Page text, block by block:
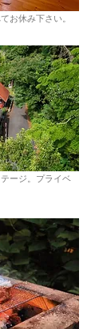
お休み下さい。
ージ。プライベ